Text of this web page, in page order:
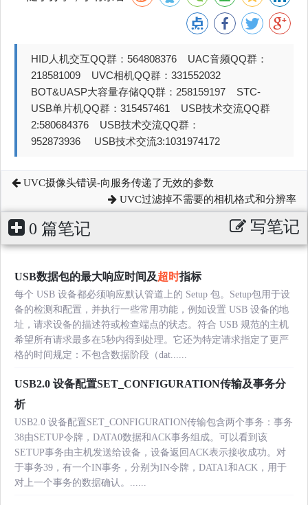
HID人机交互QQ群：564808376 UAC音频QQ群：
218581009 UVC相机QQ群：331552032
BOT&UASP大容量存储QQ群：258159197 STC-
USB单片机QQ群：315457461 USB技术交流QQ群
2:580684376 USB技术交流QQ群：
952873936 USB技术交流3:1031974172
UVC摄像头错误-向服务传递了无效的参数
UVC过滤掉不需要的相机格式和分辨率
0 篇笔记 写笔记
USB数据包的最大响应时间及超时指标
每个 USB 设备都必须响应默认管道上的 Setup 包。Setup包用于设
备的检测和配置，并执行一些常用功能，例如设置 USB 设备的地
址，请求设备的描述符或检查端点的状态。符合 USB 规范的主机
希望所有请求最多在5秒内得到处理。它还为特定请求指定了更严
格的时间规定：不包含数据阶段（dat......
USB2.0 设备配置SET_CONFIGURATION传输及事务分
析
USB2.0 设备配置SET_CONFIGURATION传输包含两个事务：事务
38由SETUP令牌，DATA0数据和ACK事务组成。可以看到该
SETUP事务由主机发送给设备，设备返回ACK表示接收成功。对
于事务39，有一个IN事务，分别为IN令牌，DATA1和ACK，用于
对上一个事务的数据确认。......